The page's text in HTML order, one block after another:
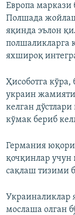
Европа маркази
Полшада
яқинда эълон
полшаликларга
яхшироқ
Ҳисоботга
украин жамияти
келган
кўмак бериб
Германия
қочқинлар учун
сақлаш тизими
Украиналиклар
мослаша олган